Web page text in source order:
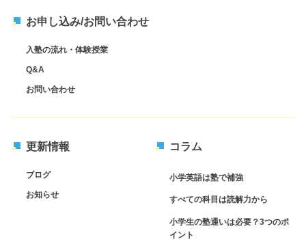
お申し込み/お問い合わせ
入塾の流れ・体験授業
Q&A
お問い合わせ
更新情報
ブログ
お知らせ
コラム
小学英語は塾で補強
すべての科目は読解力から
小学生の塾通いは必要？3つのポ
イント